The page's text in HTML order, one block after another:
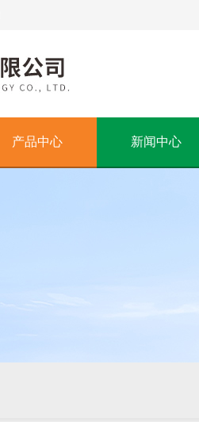
产品中心 新闻中心